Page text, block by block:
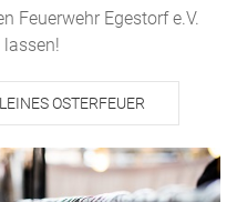
Feuerwehr Egestorf e.V.
OSTERFEUER